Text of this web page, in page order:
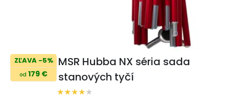
ZĽAVA -5%
od 179 €
MSR Hubba NX séria sada
stanových tyčí